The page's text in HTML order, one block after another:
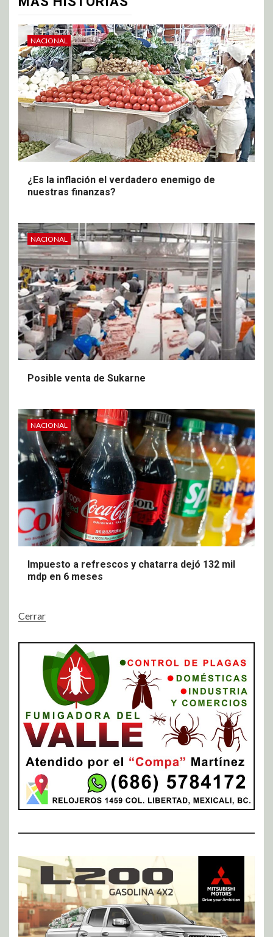
NACIONAL
¿Es la inflación el verdadero enemigo de
nuestras finanzas?
NACIONAL
Posible venta de Sukarne
NACIONAL
Impuesto a refrescos y chatarra dejó 132 mil
mdp en 6 meses
Cerrar